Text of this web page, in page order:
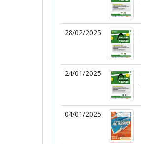
28/02/2025
24/01/2025
04/01/2025